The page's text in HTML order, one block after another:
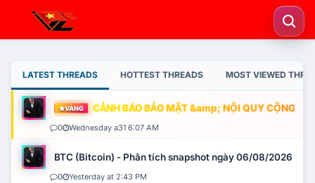
LATEST THREADS HOTTEST THREADS MOST VIEWED
VÀNG CẢNH BÁO BẢO MẬT &amp; NỘI QUY CỘNG
0 Wednesday a31 6:07 AM
BTC (Bitcoin) - Phân tích snapshot ngày 06/08/2026
0 Yesterday at 2:43 PM